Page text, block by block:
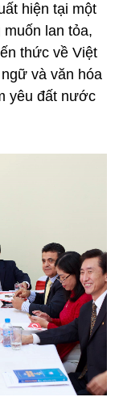
hiện tại một
lan tỏa,
thức về Việt
và văn hóa
yêu đất nước